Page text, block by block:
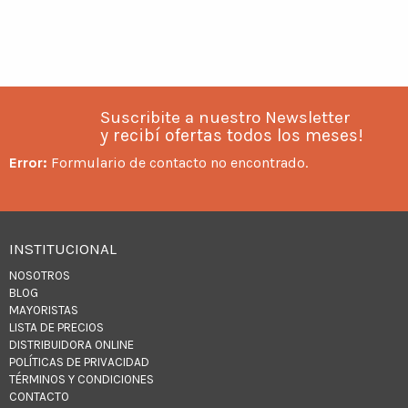
Suscribite a nuestro Newsletter
y recibí ofertas todos los meses!
Error: Formulario de contacto no encontrado.
INSTITUCIONAL
NOSOTROS
BLOG
MAYORISTAS
LISTA DE PRECIOS
DISTRIBUIDORA ONLINE
POLÍTICAS DE PRIVACIDAD
TÉRMINOS Y CONDICIONES
CONTACTO